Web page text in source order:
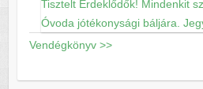
Tisztelt Érdeklődők! Mindenkit
Óvoda jótékonysági báljára.
Vendégkönyv >>